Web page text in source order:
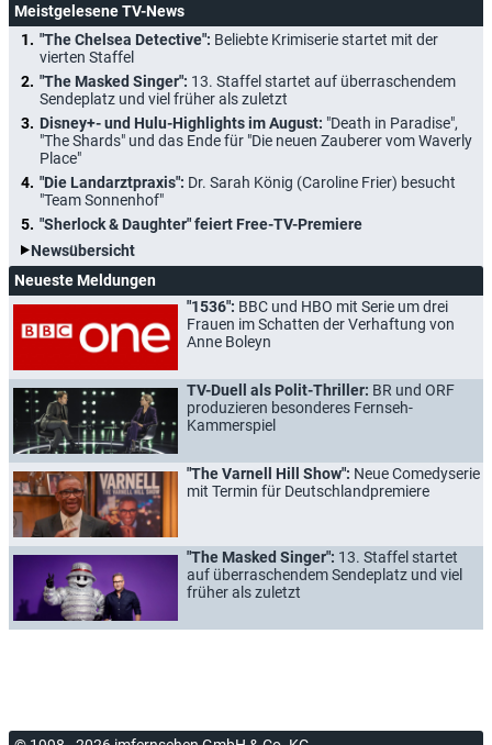
Meistgelesene TV-News
"The Chelsea Detective": Beliebte Krimiserie startet mit der
vierten Staffel
"The Masked Singer": 13. Staffel startet auf überraschendem
Sendeplatz und viel früher als zuletzt
Disney+- und Hulu-Highlights im August: "Death in Paradise",
"The Shards" und das Ende für "Die neuen Zauberer vom Waverly
Place"
"Die Landarztpraxis": Dr. Sarah König (Caroline Frier) besucht
"Team Sonnenhof"
"Sherlock & Daughter" feiert Free-TV-Premiere
Newsübersicht
Neueste Meldungen
"1536": BBC und HBO mit Serie um drei
Frauen im Schatten der Verhaftung von
Anne Boleyn
TV-Duell als Polit-Thriller: BR und ORF
produzieren besonderes Fernseh-
Kammerspiel
"The Varnell Hill Show": Neue Comedyserie
mit Termin für Deutschlandpremiere
"The Masked Singer": 13. Staffel startet
auf überraschendem Sendeplatz und viel
früher als zuletzt